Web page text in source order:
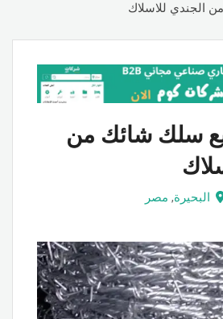
الجندي للاسلاك
سلك شائك من
البحيرة, مصر